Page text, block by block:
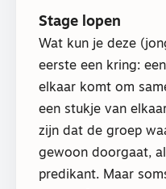
Stage lopen
Wat kun je deze
eerste een kring:
elkaar komt om
een stukje van
zijn dat de groep
gewoon doorgaat,
predikant. Maar